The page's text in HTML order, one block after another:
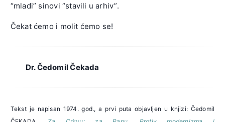
“mladi” sinovi “stavili u arhiv”.
Čekat ćemo i molit ćemo se!
Dr. Čedomil Čekada
Tekst je napisan 1974. god., a prvi puta objavljen u knjizi: Čedomil